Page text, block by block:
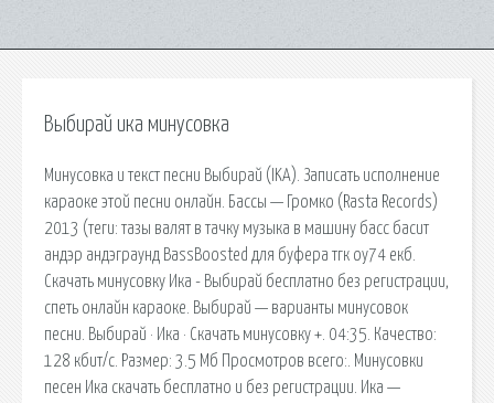
Выбирай ика минусовка
Минусовка и текст песни Выбирай (IKA). Записать исполнение
караоке этой песни онлайн. Бассы — Громко (Rasta Records)
2013 (теги: тазы валят в тачку музыка в машину басс басит
андэр андэграунд BassBoosted для буфера тгк оу74 екб.
Скачать минусовку Ика - Выбирай бесплатно без регистрации,
спеть онлайн караоке. Выбирай — варианты минусовок
песни. Выбирай · Ика · Скачать минусовку +. 04:35. Качество:
128 кбит/с. Размер: 3.5 Мб Просмотров всего:. Минусовки
песен Ика скачать бесплатно и без регистрации. Ика —